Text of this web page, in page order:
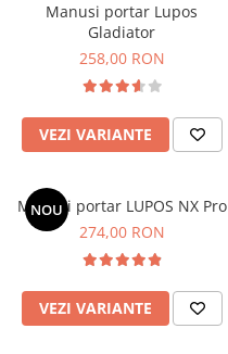
Manusi portar Lupos
Gladiator
258,00 RON
VEZI VARIANTE
NOU
Mănuși portar LUPOS NX Pro
274,00 RON
VEZI VARIANTE